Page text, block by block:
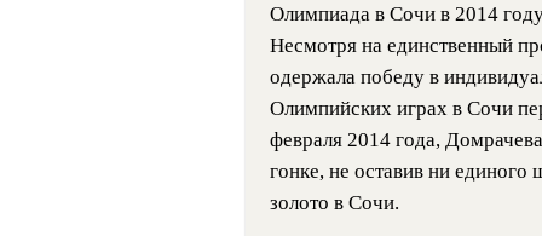
Олимпиада в Сочи в 2014
Несмотря на единственный
одержала победу в
Олимпийских играх в Сочи
февраля 2014 года,
гонке, не оставив ни
золото в Сочи.